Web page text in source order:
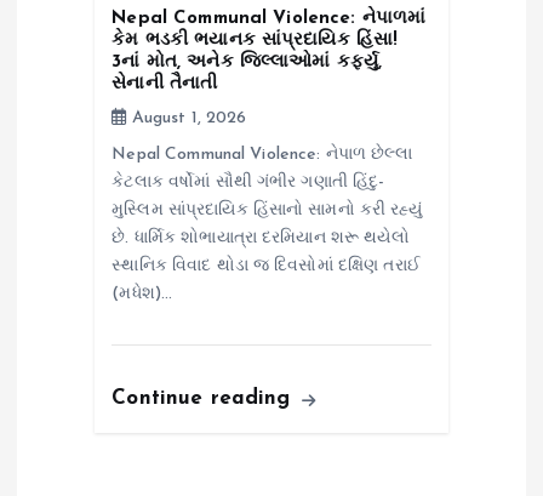
Nepal Communal Violence: નેપાળમાં
કેમ ભડકી ભયાનક સાંપ્રદાયિક હિંસા!
3નાં મોત, અનેક જિલ્લાઓમાં કર્ફ્યુ,
સેનાની તૈનાતી
August 1, 2026
Nepal Communal Violence: નેપાળ છેલ્લા
કેટલાક વર્ષોમાં સૌથી ગંભીર ગણાતી હિંદુ-
મુસ્લિમ સાંપ્રદાયિક હિંસાનો સામનો કરી રહ્યું
છે. ધાર્મિક શોભાયાત્રા દરમિયાન શરૂ થયેલો
સ્થાનિક વિવાદ થોડા જ દિવસોમાં દક્ષિણ તરાઈ
(મધેશ)…
Continue reading